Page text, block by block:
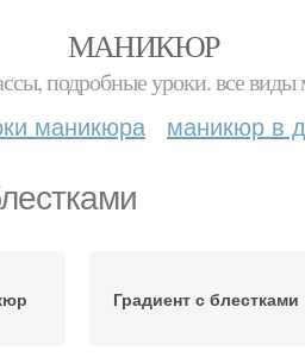
МАНИКЮР
подробные уроки. все
маникюра маникюр в
Градиент с блестками